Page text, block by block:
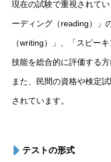
現在の試験で重視されて
ーディング（reading）」
（writing）」、「スピー
技能を総合的に評価する方
また、民間の資格や検定
されています。
テストの形式